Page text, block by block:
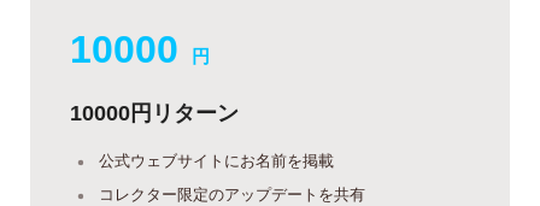
10000 円
10000円リターン
公式ウェブサイトにお名前を掲載
コレクター限定のアップデートを共有